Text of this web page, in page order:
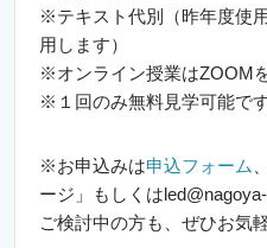
※テキスト代別（昨年度使
用します）
※オンライン授業はZOOM
※１回のみ無料見学可能です
※お申込みは申込フォーム
ージ」もしくは
ご検討中の方も、ぜひお気